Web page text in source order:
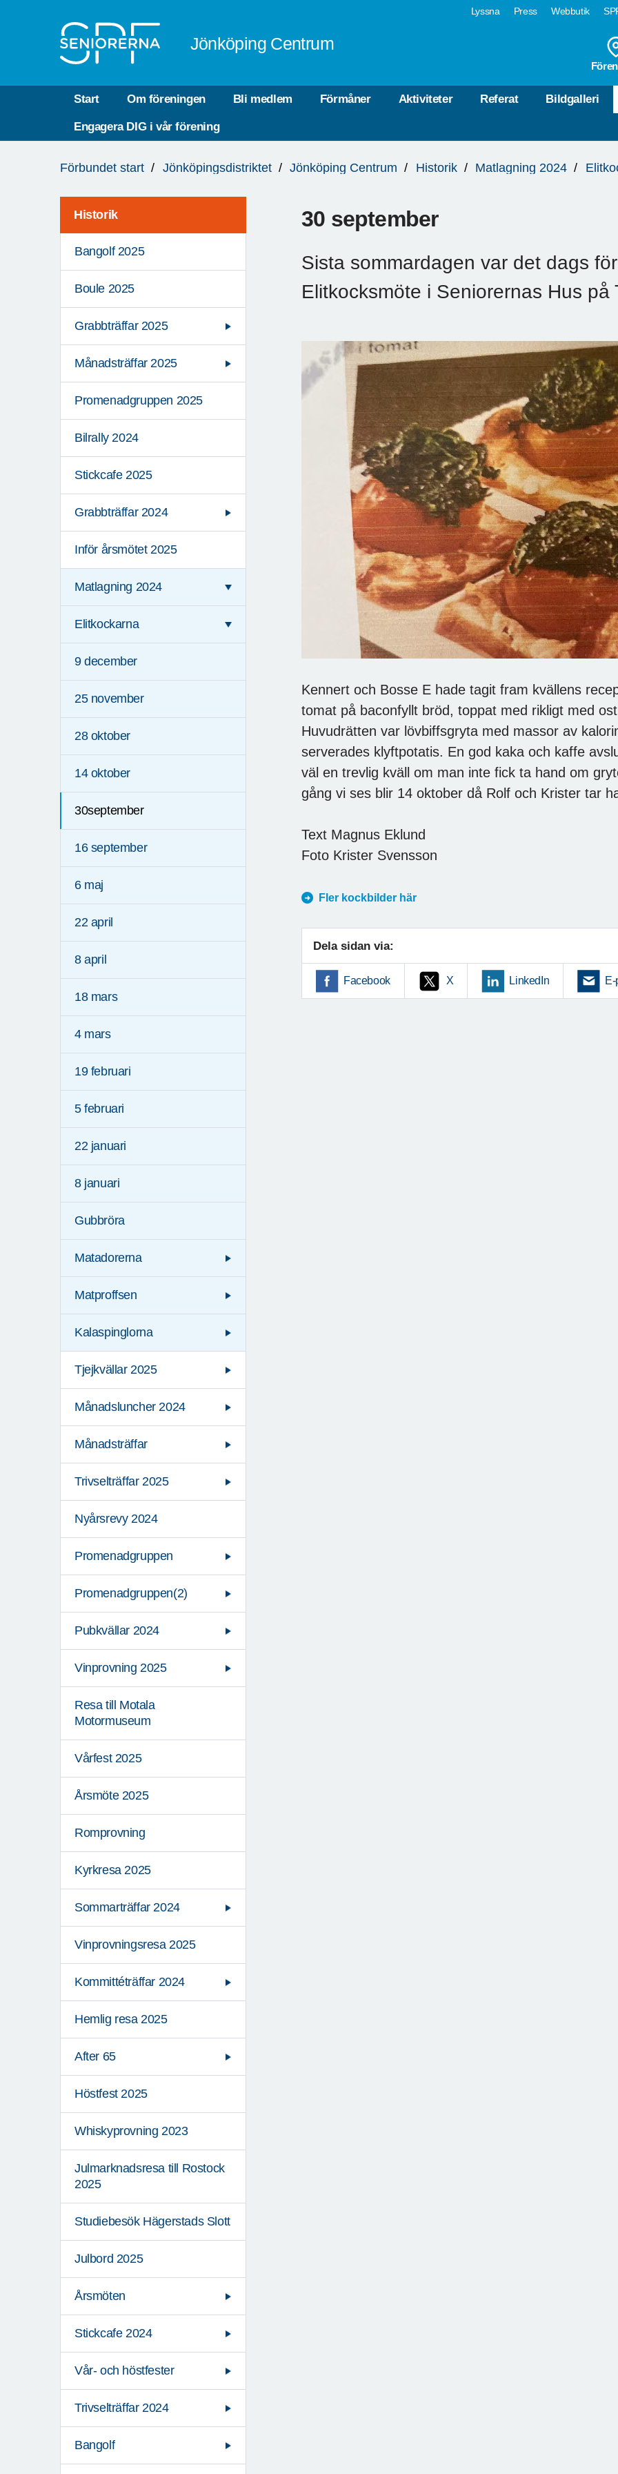
Lyssna Press Webbutik
Jönköping Centrum
Start Om föreningen Bli medlem Förmåner Aktiviteter Referat Bildgalleri
Engagera DIG i vår förening
är
Förbundet start Jönköpingsdistriktet Jönköping Centrum Historik Matlagning 2024
Historik
Bangolf 2025
Boule 2025
Grabbträffar 2025
Månadsträffar 2025
Promenadgruppen 2025
Bilrally 2024
Stickcafe 2025
Grabbträffar 2024
Inför årsmötet 2025
Matlagning 2024
Elitkockarna
9 december
25 november
28 oktober
14 oktober
30september
16 september
6 maj
22 april
8 april
18 mars
4 mars
19 februari
5 februari
22 januari
8 januari
Gubbröra
Matadorerna
Matproffsen
Kalaspinglorna
Tjejkvällar 2025
Månadsluncher 2024
Månadsträffar
Trivselträffar 2025
Nyårsrevy 2024
Promenadgruppen
Promenadgruppen(2)
Pubkvällar 2024
Vinprovning 2025
Resa till Motala
Motormuseum
Vårfest 2025
Årsmöte 2025
Romprovning
Kyrkresa 2025
Sommarträffar 2024
Vinprovningsresa 2025
Kommittéträffar 2024
Hemlig resa 2025
After 65
Höstfest 2025
Whiskyprovning 2023
Julmarknadsresa till Rostock
2025
Studiebesök Hägerstads Slott
Julbord 2025
Årsmöten
Stickcafe 2024
Vår- och höstfester
Trivselträffar 2024
Bangolf
30 september
Sista sommardagen var det dags
Elitkocksmöte i Seniorernas Hus på
Kennert och Bosse E hade tagit fram kvällens
tomat på baconfyllt bröd, toppat med rikligt med
Huvudrätten var lövbiffsgryta med massor av
serverades klyftpotatis. En god kaka och kaffe
väl en trevlig kväll om man inte fick ta hand om
gång vi ses blir 14 oktober då Rolf och Krister tar
Text Magnus Eklund
Foto Krister Svensson
Fler kockbilder här
Dela sidan via:
Facebook X LinkedIn